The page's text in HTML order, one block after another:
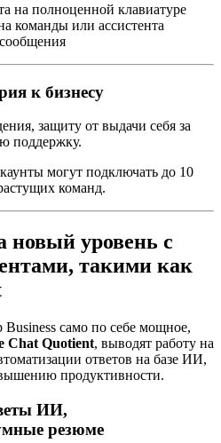
на полноценной клавиатуре
команды или ассистента
к бизнесу
защиту от выдачи себя за
поддержку.
могут подключать до 10
команд.
новый уровень с
такими как
само по себе мощное,
Chat Quotient, выводят работу на
ответов на базе ИИ,
продуктивности.
ИИ,
резюме